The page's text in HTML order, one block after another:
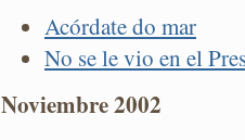
Acórdate do mar
No se le vio en el
Noviembre 2002